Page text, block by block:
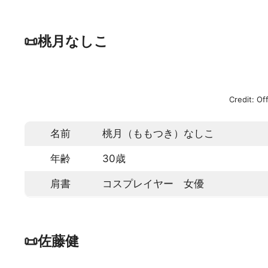
📜桃月なしこ
Credit:
名前 桃月（ももつき）なしこ
年齢 30歳
肩書 コスプレイヤー 女優
📜佐藤健